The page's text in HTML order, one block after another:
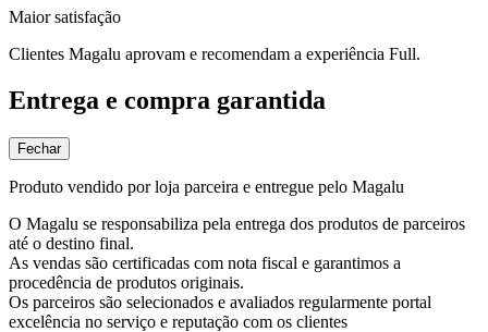
Maior satisfação
Clientes Magalu aprovam e recomendam a experiência Full.
Entrega e compra garantida
Fechar
Produto vendido por loja parceira e entregue pelo Magalu
O Magalu se responsabiliza pela entrega dos produtos de parceiros
até o destino final.
As vendas são certificadas com nota fiscal e garantimos a
procedência de produtos originais.
Os parceiros são selecionados e avaliados regularmente portal
excelência no serviço e reputação com os clientes